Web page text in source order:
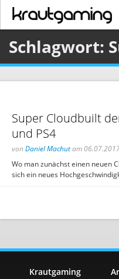
Schlagwort:
Super Cloudbuilt
und PS4
von Daniel Machutam
Wo man zunächst einen neuen
sich ein neues
Krautgaming